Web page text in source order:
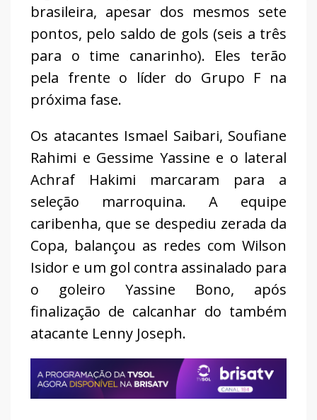
brasileira, apesar dos mesmos sete
pontos, pelo saldo de gols (seis a três
para o time canarinho). Eles terão
pela frente o líder do Grupo F na
próxima fase.
Os atacantes Ismael Saibari, Soufiane
Rahimi e Gessime Yassine e o lateral
Achraf Hakimi marcaram para a
seleção marroquina. A equipe
caribenha, que se despediu zerada da
Copa, balançou as redes com Wilson
Isidor e um gol contra assinalado para
o goleiro Yassine Bono, após
finalização de calcanhar do também
atacante Lenny Joseph.